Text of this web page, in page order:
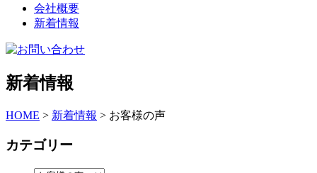
会社概要
新着情報
新着情報
HOME > 新着情報 > お客様の声
カテゴリー